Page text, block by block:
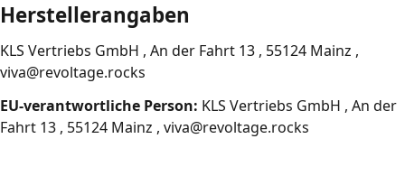
Herstellerangaben
KLS Vertriebs GmbH , An der Fahrt 13 , 55124 Mainz ,
viva@revoltage.rocks
EU-verantwortliche Person: KLS Vertriebs GmbH , An der
Fahrt 13 , 55124 Mainz , viva@revoltage.rocks